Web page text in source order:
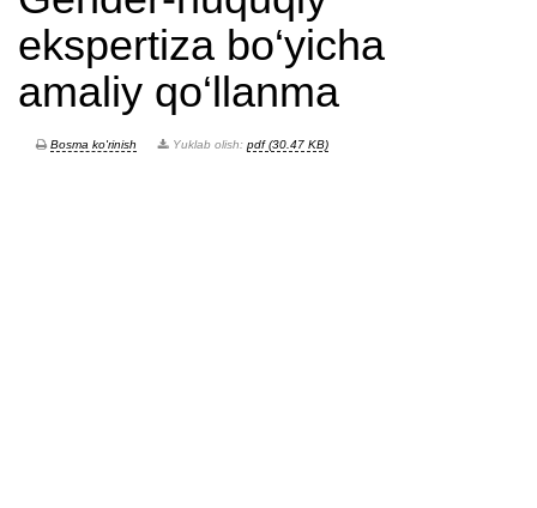
ekspertiza bo‘yicha
amaliy qo‘llanma
Bosma ko'rinish Yuklab olish: pdf (30.47 KB)